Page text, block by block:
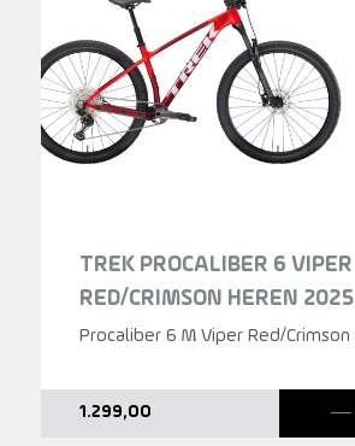
TREK PROCALIBER 6 VIPER
RED/CRIMSON HEREN 2025
Procaliber 6 M Viper Red/Crimson
1.299,00